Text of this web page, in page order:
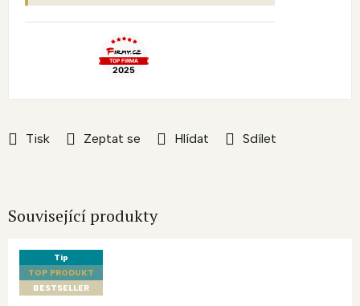
Tisk Zeptat se Hlídat Sdílet
Související produkty
Tip
TOP PRODUKT
BESTSELLER